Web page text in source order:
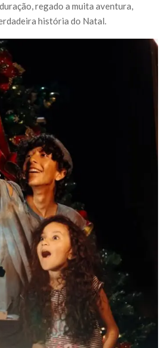
regado a muita aventura,
história do Natal.